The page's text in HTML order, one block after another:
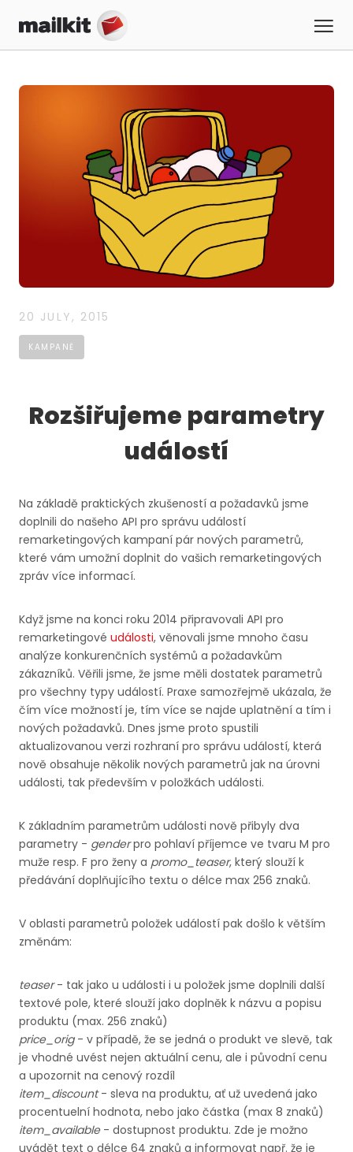
20 JULY, 2015
KAMPANĚ
Rozšiřujeme parametry
událostí
Na základě praktických zkušeností a požadavků jsme
doplnili do našeho API pro správu událostí
remarketingových kampaní pár nových parametrů,
které vám umožní doplnit do vašich remarketingových
zpráv více informací.
Když jsme na konci roku 2014 připravovali API pro
remarketingové události, věnovali jsme mnoho času
analýze konkurenčních systémů a požadavkům
zákazníků. Věřili jsme, že jsme měli dostatek parametrů
pro všechny typy událostí. Praxe samozřejmě ukázala, že
čím více možností je, tím více se najde uplatnění a tím i
nových požadavků. Dnes jsme proto spustili
aktualizovanou verzi rozhraní pro správu událostí, která
nově obsahuje několik nových parametrů jak na úrovni
události, tak především v položkách události.
K základním parametrům události nově přibyly dva
parametry - genderpro pohlaví příjemce ve tvaru M pro
muže resp. F pro ženy a promo_teaser, který slouží k
předávání doplňujícího textu o délce max 256 znaků.
V oblasti parametrů položek událostí pak došlo k větším
změnám:
teaser- tak jako u události i u položek jsme doplnili další
textové pole, které slouží jako doplněk k názvu a popisu
produktu (max. 256 znaků)
price_orig- v případě, že se jedná o produkt ve slevě, tak
je vhodné uvést nejen aktuální cenu, ale i původní cenu
a upozornit na cenový rozdíl
item_discount- sleva na produktu, ať už uvedená jako
procentuelní hodnota, nebo jako částka (max 8 znaků)
item_available - dostupnost produktu. Zde je možno
uvádět text o délce 64 znaků a informovat např. že je